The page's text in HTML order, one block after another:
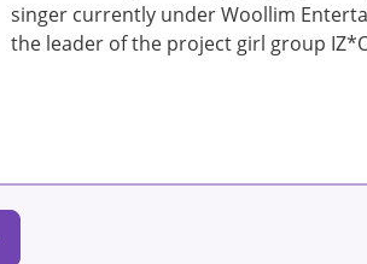
singer currently under Woollim
the leader of the project girl group